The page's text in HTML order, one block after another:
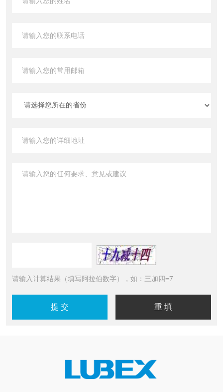
请输入计算结果（填写阿拉伯数字），如：三加四=7